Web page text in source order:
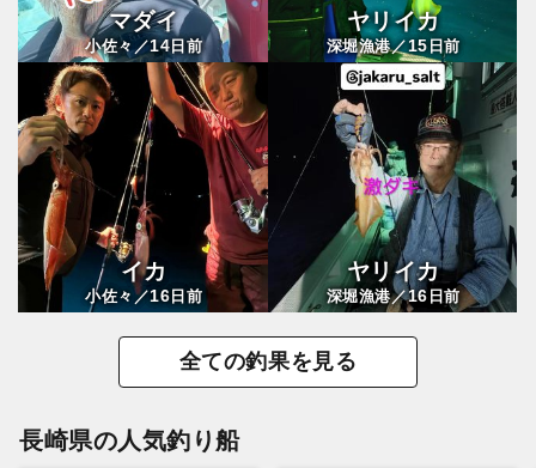
マダイ
小佐々／14日前
ヤリイカ
深堀漁港／ 15 日前
イカ
小佐々／16日前
ヤリイカ
深堀漁港／16 日前
全ての釣果を見る
長崎県の人気釣り船